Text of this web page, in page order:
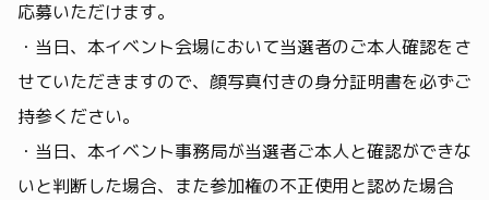
応募いただけます。
・当日、本イベント会場において当選者のご本人確認をさ
せていただきますので、顔写真付きの身分証明書を必ずご
持参ください。
・当日、本イベント事務局が当選者ご本人と確認ができな
いと判断した場合、また参加権の不正使用と認めた場合